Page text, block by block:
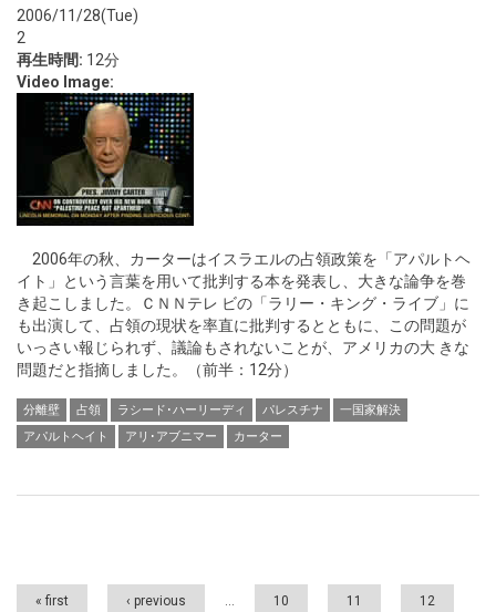
2006/11/28(Tue)
2
再生時間: 12分
Video Image:
2006年の秋、カーターはイスラエルの占領政策を「アパルトヘ
イト」という言葉を用いて批判する本を発表し、大きな論争を巻
き起こしました。ＣＮＮテレ ビの「ラリー・キング・ライブ」に
も出演して、占領の現状を率直に批判するとともに、この問題が
いっさい報じられず、議論もされないことが、アメリカの大 きな
問題だと指摘しました。（前半：12分）
分離壁 占領 ラシード･ハーリーディ パレスチナ
一国家解決
アパルトヘイト
アリ･アブニマー カーター
Pages
« first ‹ previous … 10 11 12